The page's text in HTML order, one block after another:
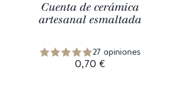
Cuenta de cerámica
artesanal esmaltada
27 opiniones
0,70 €